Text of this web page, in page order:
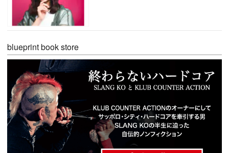
blueprint book store